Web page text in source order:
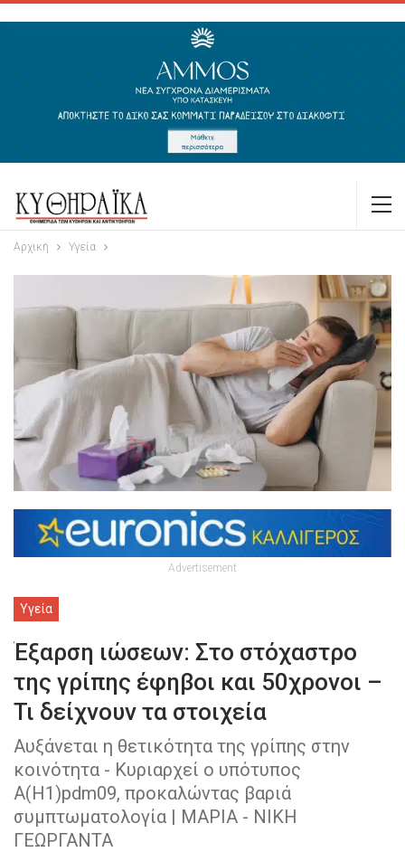
Αρχική Υγεία
Advertisement
Υγεία
Έξαρση ιώσεων: Στο στόχαστρο
της γρίπης έφηβοι και 50χρονοι –
Τι δείχνουν τα στοιχεία
Αυξάνεται η θετικότητα της γρίπης στην
κοινότητα - Κυριαρχεί ο υπότυπος
Α(Η1)pdm09, προκαλώντας βαριά
συμπτωματολογία | ΜΑΡΙΑ - ΝΙΚΗ
ΓΕΩΡΓΑΝΤΑ